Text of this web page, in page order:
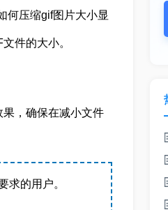
何压缩gif图片大小显
件的大小。
，确保在减小文件
求的用户。